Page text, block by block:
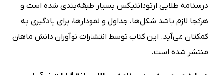
درسنامه طلایی ارتودانتیکس بسیار طبقه‌بندی شده است و
هرکجا لازم باشد شکل‌ها، جداول و نمودارها، برای یادگیری به
کمکتان می‌آید. این کتاب توسط انتشارات نوآوران دانش ماهان
منتشر شده است.